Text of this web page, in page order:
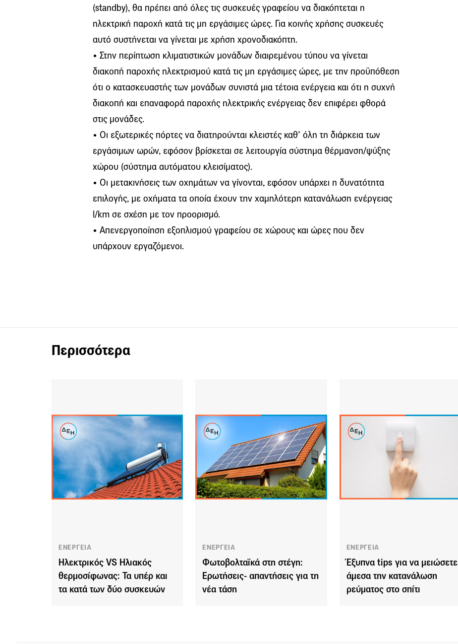
(standby), θα πρέπει από όλες τις συσκευές γραφείου να διακόπτεται η
ηλεκτρική παροχή κατά τις μη εργάσιμες ώρες. Για κοινής χρήσης συσκευές
αυτό συστήνεται να γίνεται με χρήση χρονοδιακόπτη.
• Στην περίπτωση κλιματιστικών μονάδων διαιρεμένου τύπου να γίνεται
διακοπή παροχής ηλεκτρισμού κατά τις μη εργάσιμες ώρες, με την προϋπόθεση
ότι ο κατασκευαστής των μονάδων συνιστά μια τέτοια ενέργεια και ότι η συχνή
διακοπή και επαναφορά παροχής ηλεκτρικής ενέργειας δεν επιφέρει φθορά
στις μονάδες.
• Οι εξωτερικές πόρτες να διατηρούνται κλειστές καθ’ όλη τη διάρκεια των
εργάσιμων ωρών, εφόσον βρίσκεται σε λειτουργία σύστημα θέρμανση/ψύξης
χώρου (σύστημα αυτόματου κλεισίματος).
• Οι μετακινήσεις των οχημάτων να γίνονται, εφόσον υπάρχει η δυνατότητα
επιλογής, με οχήματα τα οποία έχουν την χαμηλότερη κατανάλωση ενέργειας
l/km σε σχέση με τον προορισμό.
• Απενεργοποίηση εξοπλισμού γραφείου σε χώρους και ώρες που δεν
υπάρχουν εργαζόμενοι.
Περισσότερα
ΕΝΕΡΓΕΙΑ
Ηλεκτρικός VS Ηλιακός
θερμοσίφωνας: Τα υπέρ και
τα κατά των δύο συσκευών
ΕΝΕΡΓΕΙΑ
Φωτοβολταϊκά στη στέγη:
Ερωτήσεις- απαντήσεις για τη
νέα τάση
ΕΝΕΡΓΕΙΑ
Έξυπνα tips για να μειώσετε
άμεσα την κατανάλωση
ρεύματος στο σπίτι